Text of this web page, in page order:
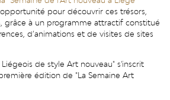
pour découvrir ces trésors,
grâce à un programme attractif constitué
d’animations et de visites de sites
de style Art nouveau" s'inscrit
édition de "La Semaine Art